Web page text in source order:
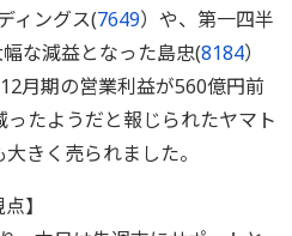
ィングス(7649）や、第一四半
な減益となった島忠(8184）
月期の営業利益が560億円前
たようだと報じられたヤマト
大きく売られました。
】